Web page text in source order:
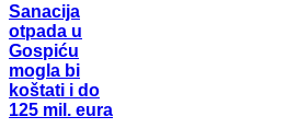
Sanacija
otpada u
Gospiću
mogla bi
koštati i do
125 mil. eura